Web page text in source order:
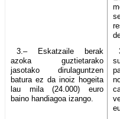
3.– Eskatzaile berak
azoka guztietarako
jasotako dirulaguntzen
batura ez da inoiz hogeita
lau mila (24.000) euro
baino handiagoa izango.